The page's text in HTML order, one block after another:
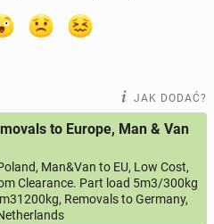
JAK DODAĆ?
to Europe, Man & Van
Man&Van to EU, Low Cost,
Clearance. Part load 5m3/300kg
Removals to Germany,